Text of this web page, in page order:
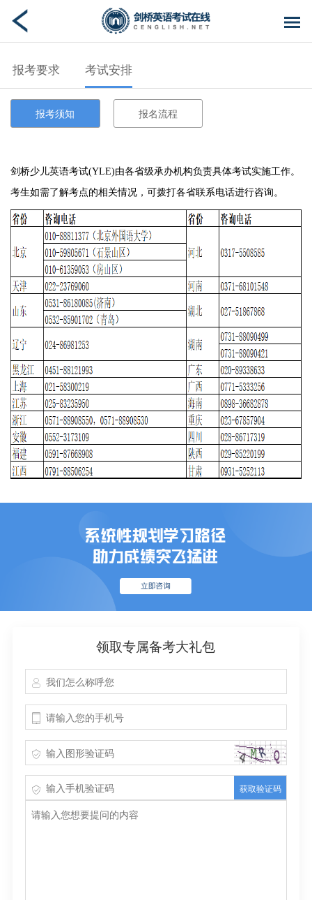
报考要求 考试安排
报考须知 报名流程
剑桥少儿英语考试(YLE)由各省级承办机构负责具体考试实施工作。
考生如需了解考点的相关情况，可拨打各省联系电话进行咨询。
领取专属备考大礼包
获取验证码